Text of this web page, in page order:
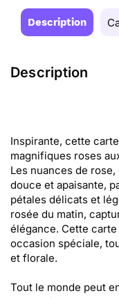
Description
Description
Inspirante, cette
magnifiques roses
Les nuances de
douce et apaisante,
pétales délicats et
rosée du matin,
élégance. Cette
occasion spéciale,
et florale.
Tout le monde peut